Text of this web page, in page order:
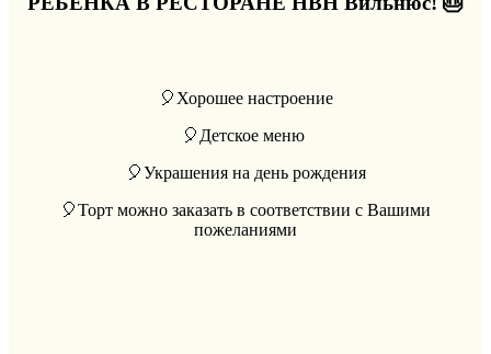
🎈Хорошее настроениe
🎈Детское меню
🎈Украшения на день рождения
🎈Торт можно заказать в соответствии с Вашими
пожеланиями